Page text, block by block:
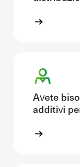
Avete
additivi